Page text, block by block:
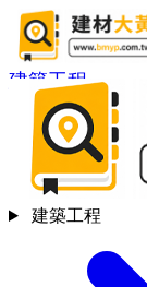
建築工程
建築工程